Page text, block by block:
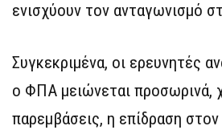
ενισχύουν τον ανταγωνισμό
Συγκεκριμένα, οι ερευνητές
ο ΦΠΑ μειώνεται προσωρινά,
παρεμβάσεις, η επίδραση